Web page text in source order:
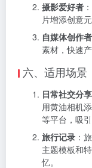
摄影爱好者
片增添创意
自媒体创作者
素材，快速
六、适用场景
日常社交分享
用黄油相机
等平台，吸引
旅行记录 ：
主题模板和
忆。